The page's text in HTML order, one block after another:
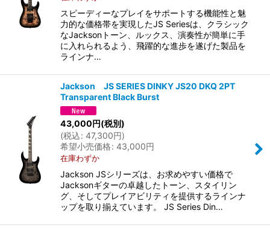
スピーディーなプレイをサポートする機能性と魅
力的な価格帯を実現したJS Seriesは、クラシック
なJacksonトーン、ルックス、演奏性が簡単に手
に入れられるよう、飛躍的な進歩を遂げた製品を
ラインナ…
Jackson JS SERIES DINKY JS20 DKQ 2PT
Transparent Black Burst
43,000円(税別)
(税込: 47,300円)
希望小売価格: 43,000円
在庫わずか
Jackson JSシリーズは、お求めやすい価格で
Jacksonギターの卓越したトーン、スタイリン
グ、そしてプレイアビリティを提供するラインナ
ップを取り揃えています。 JS Series Din…